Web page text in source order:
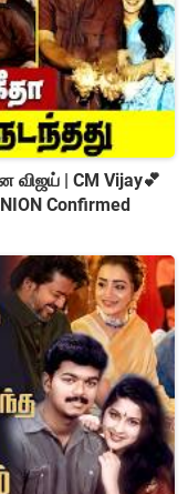
| CM Vijay💕
Confirmed